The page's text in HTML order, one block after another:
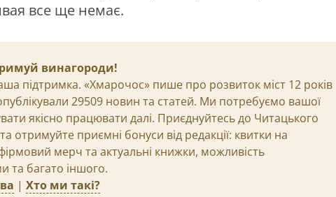
все ще немає.
винагороди!
підтримка. «Хмарочос» пише про розвиток міст 12 років
29509 новин та статей. Ми потребуємо вашої
якісно працювати далі. Приєднуйтесь до Читацького
отримуйте приємні бонуси від редакції: квитки на
мерч та актуальні книжки, можливість
та багато іншого.
| Хто ми такі?